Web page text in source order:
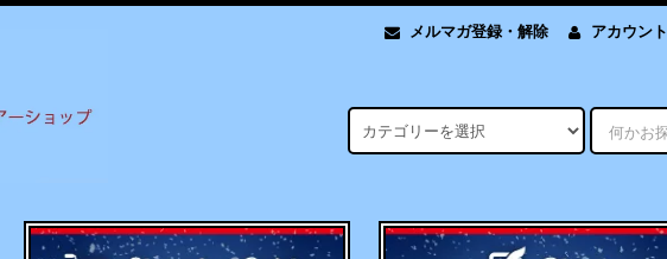
メルマガ登録・解除 アカウント